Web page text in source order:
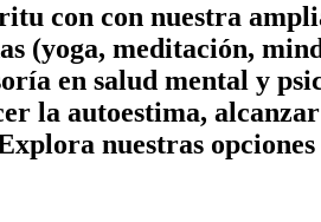
con con nuestra
(yoga, meditación,
en salud mental y
la autoestima,
nuestras